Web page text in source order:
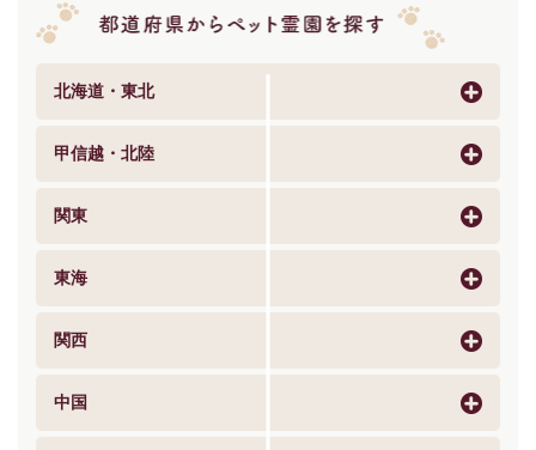
北海道・東北
甲信越・北陸
関東
東海
関西
中国